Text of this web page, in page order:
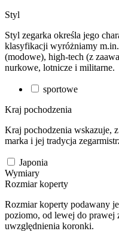
Styl
Styl zegarka określa jego
klasyfikacji wyróżniamy
(modowe), high-tech (z
nurkowe, lotnicze i militarne.
sportowe
Kraj pochodzenia
Kraj pochodzenia wskazuje,
marka i jej tradycja
Japonia
Wymiary
Rozmiar koperty
Rozmiar koperty podawany
poziomo, od lewej do prawej
uwzględnienia koronki.